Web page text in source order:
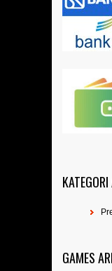
GAMES